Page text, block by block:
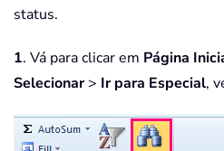
status.
1. Vá para clicar em Página
Selecionar> Ir para Especial,